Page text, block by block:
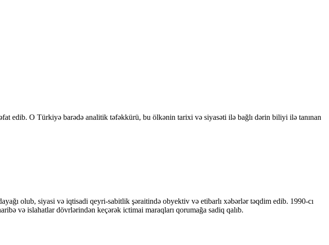
edib. O Türkiyə barədə analitik təfəkkürü, bu ölkənin tarixi və siyasəti ilə bağlı dərin biliyi ilə tanınan
olub, siyasi və iqtisadi qeyri-sabitlik şəraitində obyektiv və etibarlı xəbərlər təqdim edib. 1990-cı
və islahatlar dövrlərindən keçərək ictimai maraqları qorumağa sadiq qalıb.